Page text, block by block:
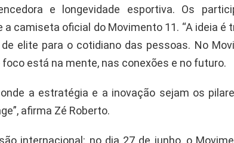
e longevidade esportiva. Os
camiseta oficial do Movimento 11. “A ideia é
elite para o cotidiano das pessoas. No
foco está na mente, nas conexões e no futuro.
a estratégia e a inovação sejam os
afirma Zé Roberto.
internacional: no dia 27 de junho, o